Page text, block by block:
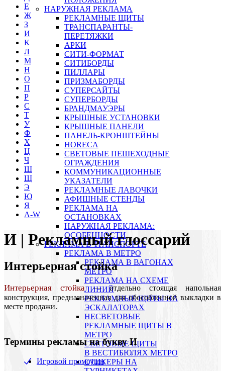
НАРУЖНАЯ РЕКЛАМА
РЕКЛАМНЫЕ ЩИТЫ
ТРАНСПАРАНТЫ-
ПЕРЕТЯЖКИ
АРКИ
СИТИ-ФОРМАТ
СИТИБОРДЫ
ПИЛЛАРЫ
ПРИЗМАБОРДЫ
СУПЕРСАЙТЫ
СУПЕРБОРДЫ
БРАНДМАУЭРЫ
КРЫШНЫЕ УСТАНОВКИ
КРЫШНЫЕ ПАНЕЛИ
ПАНЕЛЬ-КРОНШТЕЙНЫ
HORECA
СВЕТОВЫЕ ПЕШЕХОДНЫЕ
ОГРАЖДЕНИЯ
КОММУНИКАЦИОННЫЕ
УКАЗАТЕЛИ
РЕКЛАМНЫЕ ЛАВОЧКИ
АФИШНЫЕ СТЕНДЫ
РЕКЛАМА НА
ОСТАНОВКАХ
НАРУЖНАЯ РЕКЛАМА:
ОСОБЕННОСТИ
РЕКЛАМА В ТРАНСПОРТЕ
РЕКЛАМА В МЕТРО
РЕКЛАМА В ВАГОНАХ
МЕТРО
РЕКЛАМА НА СХЕМЕ
ЛИНИЙ
РЕКЛАМНЫЕ ЩИТЫ НА
ЭСКАЛАТОРАХ
НЕСВЕТОВЫЕ
РЕКЛАМНЫЕ ЩИТЫ В
МЕТРО
СВЕТОВЫЕ ЩИТЫ
В ВЕСТИБЮЛЯХ МЕТРО
СТИКЕРЫ НА
Е
Ж
З
И
К
Л
М
Н
О
П
Р
С
Т
У
Ф
Х
Ц
Ч
Ш
Щ
Э
Ю
Я
A-W
И | Рекламный глоссарий
Интерьерная стойка
Интерьерная стойка— отдельно стоящая напольная
конструкция, предназначенная для обособленной выкладки в
месте продажи.
Термины рекламы на букву И
Игровой промоушн